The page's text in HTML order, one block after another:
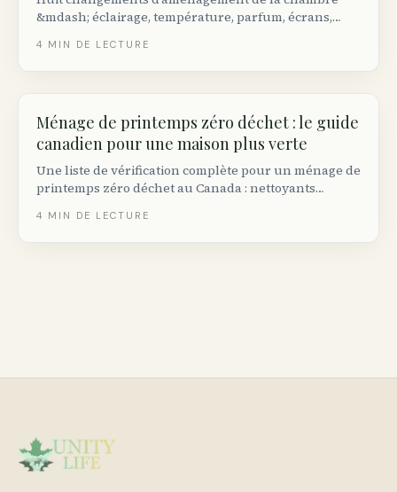
&mdash; éclairage, température, parfum, écrans,
sommeil des Canadiens, sur un budget
4 MIN DE LECTURE
Ménage de printemps zéro déchet : le guide
canadien pour une maison plus verte
Une liste de vérification complète pour un ménage de
printemps zéro déchet au Canada : nettoyants
désencombrez, et les marques éco québécoises qui
4 MIN DE LECTURE